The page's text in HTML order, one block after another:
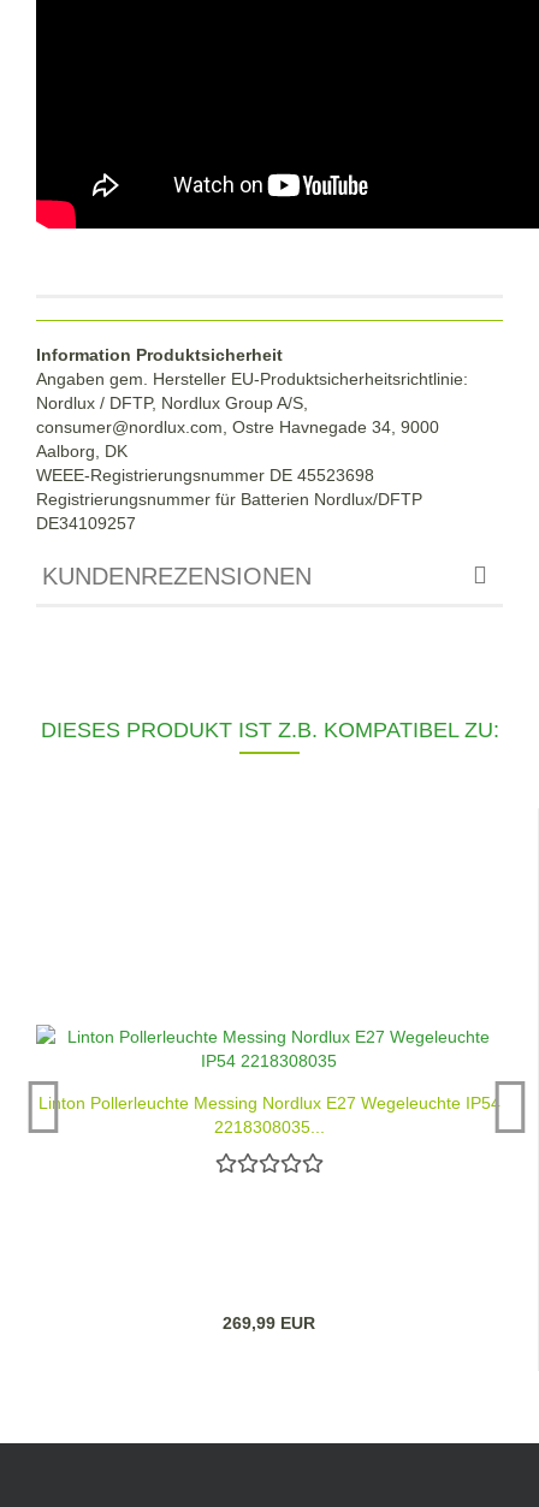
Information Produktsicherheit
Angaben gem. Hersteller EU-Produktsicherheitsrichtlinie:
Nordlux / DFTP, Nordlux Group A/S,
consumer@nordlux.com, Ostre Havnegade 34, 9000
Aalborg, DK
WEEE-Registrierungsnummer DE 45523698
Registrierungsnummer für Batterien Nordlux/DFTP
DE34109257
KUNDENREZENSIONEN
DIESES PRODUKT IST Z.B. KOMPATIBEL ZU:
Linton Pollerleuchte Messing Nordlux E27 Wegeleuchte IP54
2218308035...
269,99 EUR